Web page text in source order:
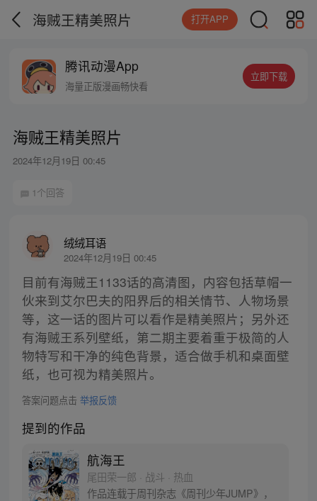
海贼王精美照片 打开APP
腾讯动漫App
海量正版漫画畅快看
立即下载
海贼王精美照片
2024年12月19日 00:45
1个回答
绒绒耳语
2024年12月19日 00:45
目前有海贼王1133话的高清图，内容包括草帽一
伙来到艾尔巴夫的阳界后的相关情节、人物场景
等，这一话的图片可以看作是精美照片；另外还
有海贼王系列壁纸，第二期主要着重于极简的人
物特写和干净的纯色背景，适合做手机和桌面壁
纸，也可视为精美照片。
答案问题点击 举报反馈
提到的作品
航海王
尾田荣一郎 · 战斗 · 热血
作品连载于周刊杂志《周刊少年JUMP》，